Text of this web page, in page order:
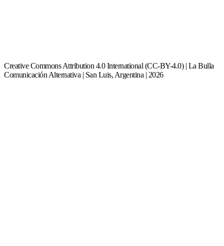
Creative Commons Attribution 4.0 International (CC-BY-4.0) | La Bulla
Comunicación Alternativa | San Luis, Argentina | 2026